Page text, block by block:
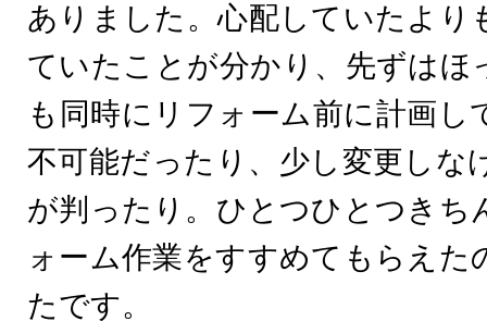
ありました。心配していたより
ていたことが分かり、先ずはほ
も同時にリフォーム前に計画し
不可能だったり、少し変更しな
が判ったり。ひとつひとつきち
ォーム作業をすすめてもらえた
たです。